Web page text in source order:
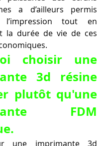
a d’ailleurs permis
l’impression tout en
la durée de vie de ces
choisir une
3d résine
plutôt qu'une
FDM
une imprimante 3d